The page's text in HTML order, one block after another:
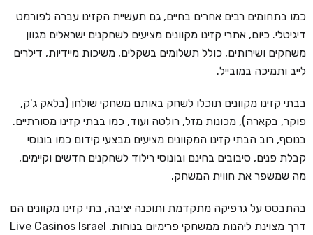
כמו בתחומים רבים אחרים בחיים, גם תעשיית הקזינו עברה לפורמט
דיגיטלי. כיום, אתרי קזינו מקוונים מציעים לשחקנים ישראלים מגוון
משחקים ושירותים, כולל תשלומים בשקלים, משיכות מיידיות, דילרים
לייב ותמיכה במובייל.
בבתי קזינו מקוונים תוכלו לשחק באותם משחקי שולחן (בלאק ג'ק,
פוקר, בקארה), מכונות מזל, רולטה ועוד, כמו בבתי קזינו מסורתיים.
בנוסף, רוב הבתי קזינו המקוונים מציעים מבצעי קידום כמו בונוסי
קבלת פנים, סיבובים בחינם ובונוסי רילוד לשחקנים חדשים וקיימים,
מה שמשפר את חווית המשחק.
בהתבסס על גרפיקה מתקדמת ותוכנה יציבה, בתי קזינו מקוונים הם
דרך מצוינת ליהנות ממשחקי פרימיום בנוחות. Live Casinos Israel